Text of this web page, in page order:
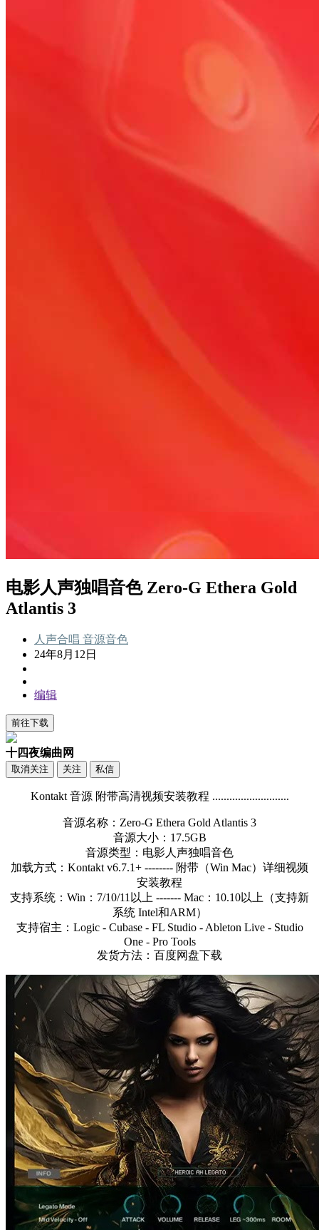
电影人声独唱音色 Zero-G Ethera Gold
Atlantis 3
人声合唱 音源音色
24年8月12日
编辑
前往下载
十四夜编曲网
取消关注 关注 私信
Kontakt 音源 附带高清视频安装教程 ...........................
音源名称：Zero-G Ethera Gold Atlantis 3
音源大小：17.5GB
音源类型：电影人声独唱音色
加载方式：Kontakt v6.7.1+ -------- 附带（Win Mac）详细视频
安装教程
支持系统：Win：7/10/11以上 ------- Mac：10.10以上（支持新
系统 Intel和ARM）
支持宿主：Logic - Cubase - FL Studio - Ableton Live - Studio
One - Pro Tools
发货方法：百度网盘下载